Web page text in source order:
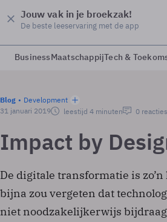
Jouw vak in je broekzak!
De beste leeservaring met de app
BusinessMaatschappijTech &
Blog
Development
31 januari 2019
leestijd 4 minuten 0 reacties
Impact by
De digitale transformatie is zo’n
bijna zou vergeten dat
niet noodzakelijkerwijs